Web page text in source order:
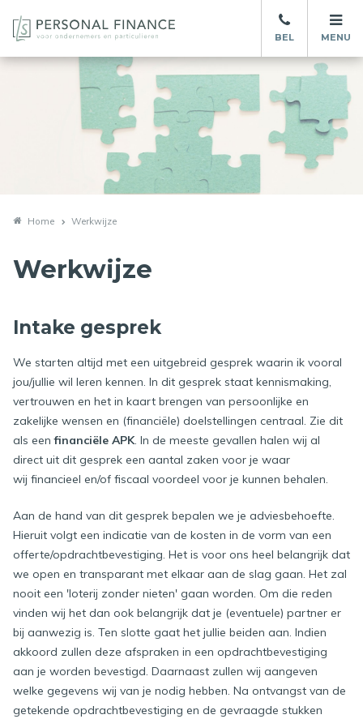
Home Werkwijze
Werkwijze
Intake gesprek
We starten altijd met een uitgebreid gesprek waarin ik vooral
jou/jullie wil leren kennen. In dit gesprek staat kennismaking,
vertrouwen en het in kaart brengen van persoonlijke en
zakelijke wensen en (financiële) doelstellingen centraal. Zie dit
als eenfinanciële APK. In de meeste gevallen halen wij al
direct uit dit gesprek een aantal zaken voor je waar
wij financieel en/of fiscaal voordeel voor je kunnen behalen.
Aan de hand van dit gesprek bepalen we je adviesbehoefte.
Hieruit volgt een indicatie van de kosten in de vorm van een
offerte/opdrachtbevestiging. Het is voor ons heel belangrijk dat
we open en transparant met elkaar aan de slag gaan. Het zal
nooit een 'loterij zonder nieten' gaan worden. Om die reden
vinden wij het dan ook belangrijk dat je (eventuele) partner er
bij aanwezig is. Ten slotte gaat het jullie beiden aan. Indien
akkoord zullen deze afspraken in een opdrachtbevestiging
aan je worden bevestigd. Daarnaast zullen wij aangeven
welke gegevens wij van je nodig hebben. Na ontvangst van de
getekende opdrachtbevestiging en de gevraagde stukken
BEL MENU